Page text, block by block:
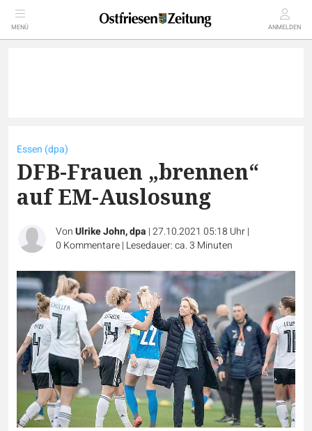
MENÜ ANMELDEN
Essen (dpa)
DFB-Frauen „brennen“
auf EM-Auslosung
VonUlrike John, dpa |27.10.2021 05:18 Uhr|
0 Kommentare| Lesedauer: ca. 3 Minuten